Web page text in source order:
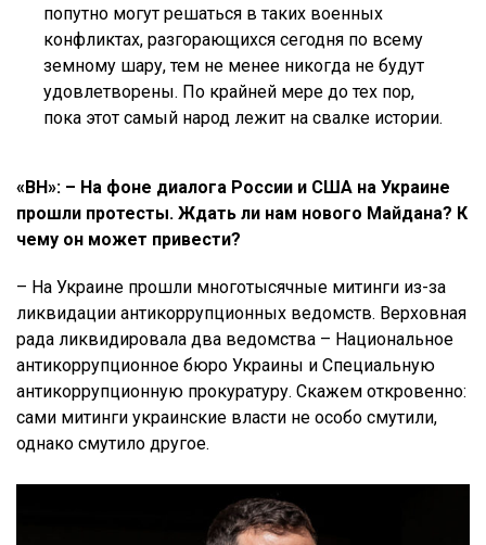
попутно могут решаться в таких военных
конфликтах, разгорающихся сегодня по всему
земному шару, тем не менее никогда не будут
удовлетворены. По крайней мере до тех пор,
пока этот самый народ лежит на свалке истории.
«ВН»: – На фоне диалога России и США на Украине
прошли протесты. Ждать ли нам нового Майдана? К
чему он может привести?
– На Украине прошли многотысячные митинги из-за
ликвидации антикоррупционных ведомств. Верховная
рада ликвидировала два ведомства – Национальное
антикоррупционное бюро Украины и Специальную
антикоррупционную прокуратуру. Скажем откровенно:
сами митинги украинские власти не особо смутили,
однако смутило другое.